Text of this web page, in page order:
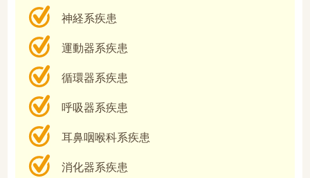
神経系疾患
運動器系疾患
循環器系疾患
呼吸器系疾患
耳鼻咽喉科系疾患
消化器系疾患